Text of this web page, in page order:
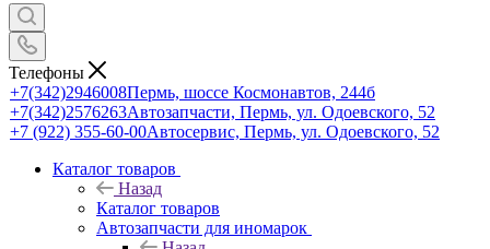
Телефоны
+7(342)2946008Пермь, шоссе Космонавтов, 244б
+7(342)2576263Автозапчасти, Пермь, ул. Одоевского, 52
+7 (922) 355-60-00Автосервис, Пермь, ул. Одоевского, 52
Каталог товаров
Назад
Каталог товаров
Автозапчасти для иномарок